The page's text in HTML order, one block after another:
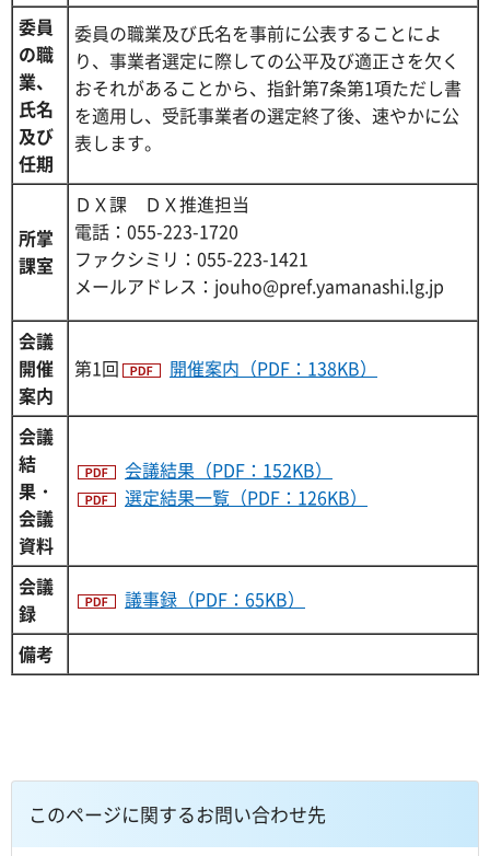
委員
の職
業、
氏名
及び
任期
委員の職業及び氏名を事前に公表することによ
り、事業者選定に際しての公平及び適正さを欠く
おそれがあることから、指針第7条第1項ただし書
を適用し、受託事業者の選定終了後、速やかに公
表します。
所掌
課室
ＤＸ課 ＤＸ推進担当
電話：055-223-1720
ファクシミリ：055-223-1421
メールアドレス：jouho@pref.yamanashi.lg.jp
会議
開催
案内
第1回 開催案内（PDF：138KB）
会議
結
果・
会議
資料
会議結果（PDF：152KB）
選定結果一覧（PDF：126KB）
会議
録
議事録（PDF：65KB）
備考
このページに関するお問い合わせ先